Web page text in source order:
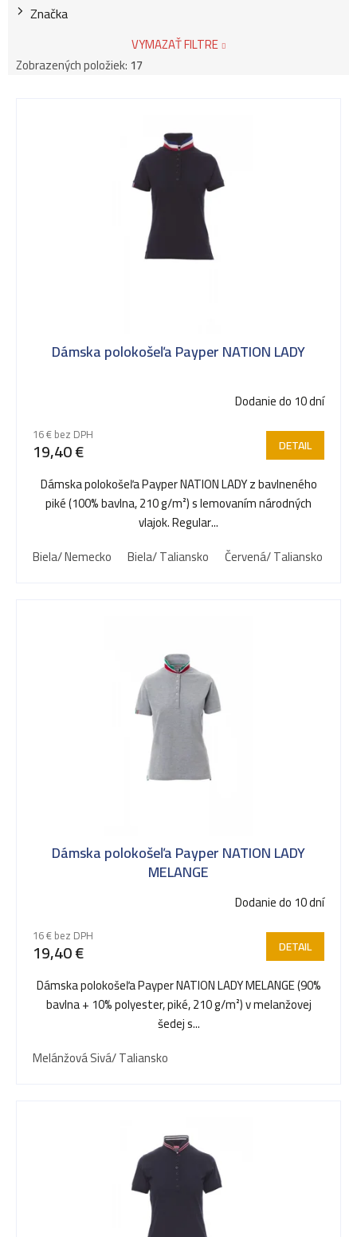
Značka
VYMAZAŤ FILTRE
Zobrazených položiek:17
Dámska polokošeľa Payper NATION LADY
Dodanie do 10 dní
16 € bez DPH
19,40 € DETAIL
Dámska polokošeľa Payper NATION LADY z bavlneného
piké (100% bavlna, 210 g/m²) s lemovaním národných
vlajok. Regular...
Biela/ Nemecko
Biela/ Taliansko Červená/ Taliansko
Dámska polokošeľa Payper NATION LADY
MELANGE
Dodanie do 10 dní
16 € bez DPH
19,40 € DETAIL
Dámska polokošeľa Payper NATION LADY MELANGE (90%
bavlna + 10% polyester, piké, 210 g/m²) v melanžovej
šedej s...
Melánžová Sivá/ Taliansko